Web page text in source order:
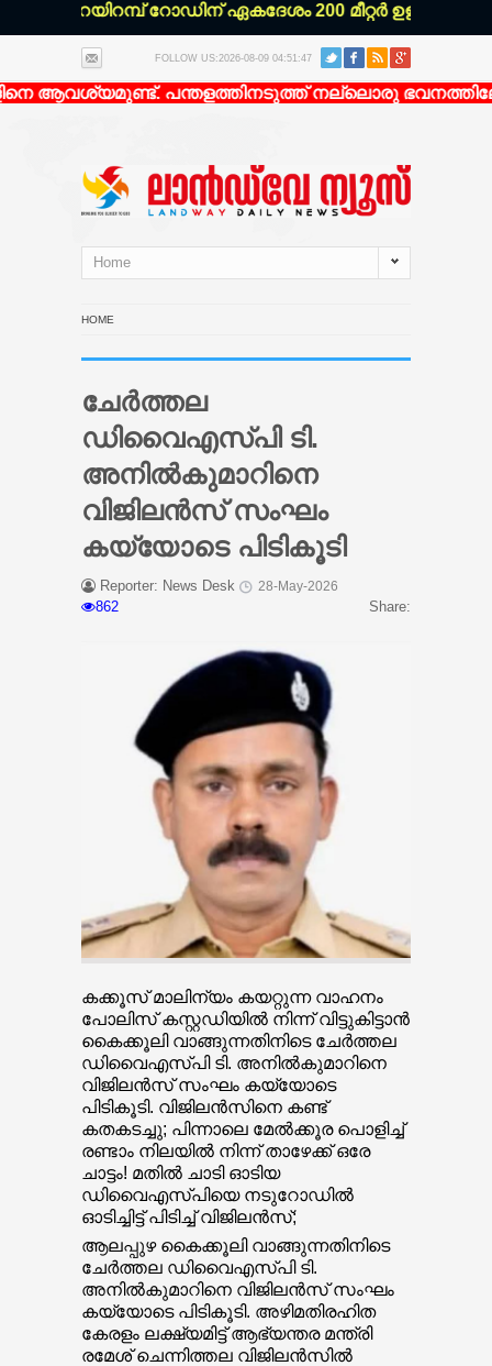
റോഡിന് ഏകദേശം 200 മീറ്റർ ഉള്ളിൽ
FOLLOW US:2026-08-09 04:51:47
ആവശ്യമുണ്ട്. പന്തളത്തിനടുത്ത് നല്ലൊരു ഭവനത്തിലേക്ക്
Home
HOME
ചേര്‍ത്തല
ഡിവൈഎസ്പി ടി.
അനില്‍കുമാറിനെ
വിജിലന്‍സ് സംഘം
കയ്യോടെ പിടികൂടി
Reporter: News Desk 28-May-2026
862 Share:
കക്കൂസ് മാലിന്യം കയറ്റുന്ന വാഹനം
പോലിസ് കസ്റ്റഡിയിൽ നിന്ന് വിട്ടുകിട്ടാൻ
കൈക്കൂലി വാങ്ങുന്നതിനിടെ ചേര്‍ത്തല
ഡിവൈഎസ്പി ടി. അനില്‍കുമാറിനെ
വിജിലന്‍സ് സംഘം കയ്യോടെ
പിടികൂടി. വിജിലന്‍സിനെ കണ്ട്
കതകടച്ചു; പിന്നാലെ മേല്‍ക്കൂര പൊളിച്ച്
രണ്ടാം നിലയില്‍ നിന്ന് താഴേക്ക് ഒരേ
ചാട്ടം! മതില്‍ ചാടി ഓടിയ
ഡിവൈഎസ്പിയെ നടുറോഡില്‍
ഓടിച്ചിട്ട് പിടിച്ച് വിജിലന്‍സ്;
ആലപ്പുഴ കൈക്കൂലി വാങ്ങുന്നതിനിടെ
ചേര്‍ത്തല ഡിവൈഎസ്പി ടി.
അനില്‍കുമാറിനെ വിജിലന്‍സ് സംഘം
കയ്യോടെ പിടികൂടി. അഴിമതിരഹിത
കേരളം ലക്ഷ്യമിട്ട് ആഭ്യന്തര മന്ത്രി
രമേശ് ചെന്നിത്തല വിജിലന്‍സില്‍